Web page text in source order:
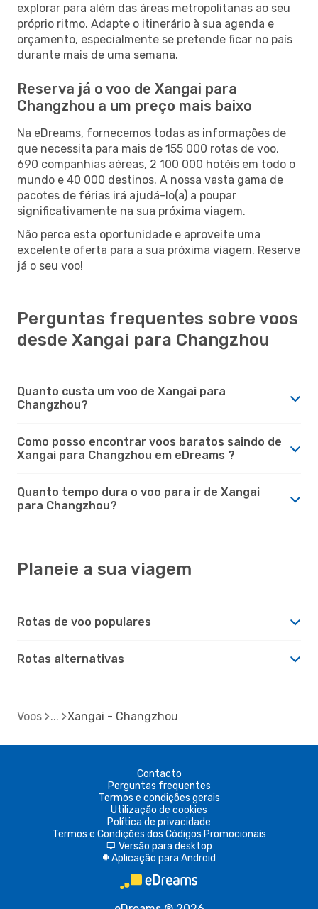
explorar para além das áreas metropolitanas ao seu
próprio ritmo. Adapte o itinerário à sua agenda e
orçamento, especialmente se pretende ficar no país
durante mais de uma semana.
Reserva já o voo de Xangai para
Changzhou a um preço mais baixo
Na eDreams, fornecemos todas as informações de
que necessita para mais de 155 000 rotas de voo,
690 companhias aéreas, 2 100 000 hotéis em todo o
mundo e 40 000 destinos. A nossa vasta gama de
pacotes de férias irá ajudá-lo(a) a poupar
significativamente na sua próxima viagem.
Não perca esta oportunidade e aproveite uma
excelente oferta para a sua próxima viagem. Reserve
já o seu voo!
Perguntas frequentes sobre voos
desde Xangai para Changzhou
Quanto custa um voo de Xangai para
Changzhou?
Como posso encontrar voos baratos saindo de
Xangai para Changzhou em eDreams ?
Quanto tempo dura o voo para ir de Xangai
para Changzhou?
Planeie a sua viagem
Rotas de voo populares
Rotas alternativas
Voos Xangai - Changzhou
Contacto
Perguntas frequentes
Termos e condições gerais
Utilização de cookies
Política de privacidade
Termos e Condições dos Códigos Promocionais
d Versão para desktop
A Aplicação para Android